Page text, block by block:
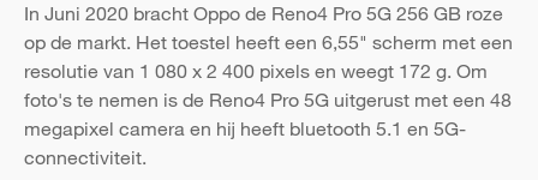
In Juni 2020 bracht Oppo de Reno4 Pro 5G 256 GB roze
op de markt. Het toestel heeft een 6,55" scherm met een
resolutie van 1 080 x 2 400 pixels en weegt 172 g. Om
foto's te nemen is de Reno4 Pro 5G uitgerust met een 48
megapixel camera en hij heeft bluetooth 5.1 en 5G-
connectiviteit.